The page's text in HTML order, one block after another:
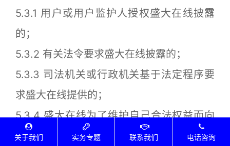
5.3.1 用户或用户监护人授权盛大在线披露
的；
5.3.2 有关法令要求盛大在线披露的；
5.3.3 司法机关或行政机关基于法定程序要
求盛大在线提供的；
5.3.4 盛大在线为了维护自己合法权益而向
用户提起诉讼或者仲裁时；
关于我们 实务专题 联系我们 电话咨询